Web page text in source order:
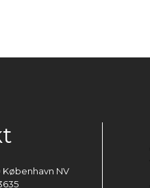
København NV